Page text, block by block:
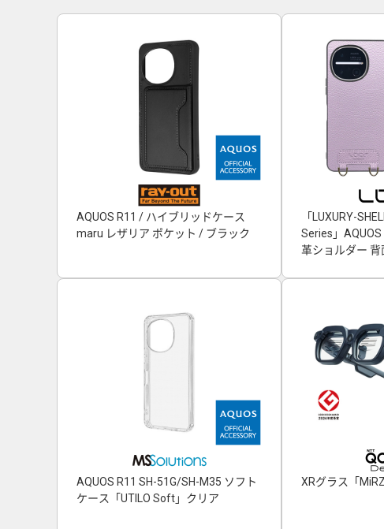
AQUOS R11 / ハイブリッドケース
maru レザリア ポケット / ブラック
「LUXURY-
Series」
革ショルダー 背
AQUOS R11 SH-51G/SH-M35 ソフト
ケース「UTILO Soft」クリア
XRグラス「